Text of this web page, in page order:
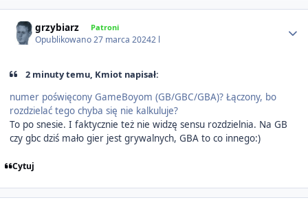
grzybiarz Patroni
Opublikowano27 marca 20242 l
2 minuty temu, Kmiot napisał:
numer poświęcony GameBoyom (GB/GBC/GBA)? Łączony, bo
rozdzielać tego chyba się nie kalkuluje?
To po snesie. I faktycznie też nie widzę sensu rozdzielnia. Na GB
czy gbc dziś mało gier jest grywalnych, GBA to co innego:)
Cytuj